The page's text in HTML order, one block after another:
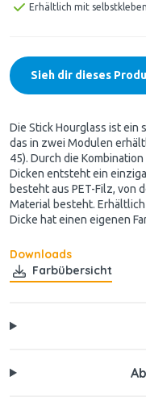
Erhältlich mit
Sieh dir dieses
Die Stick Hourglass ist
das in zwei Modulen
45). Durch die
Dicken entsteht ein
besteht aus PET-Filz, von
Material besteht. Erhältlich
Dicke hat einen eigenen
Downloads
Farbübersicht